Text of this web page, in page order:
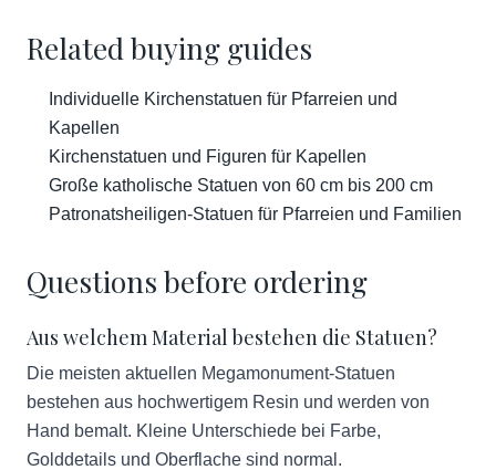
Related buying guides
Individuelle Kirchenstatuen für Pfarreien und
Kapellen
Kirchenstatuen und Figuren für Kapellen
Große katholische Statuen von 60 cm bis 200 cm
Patronatsheiligen-Statuen für Pfarreien und Familien
Questions before ordering
Aus welchem Material bestehen die Statuen?
Die meisten aktuellen Megamonument-Statuen
bestehen aus hochwertigem Resin und werden von
Hand bemalt. Kleine Unterschiede bei Farbe,
Golddetails und Oberflache sind normal.